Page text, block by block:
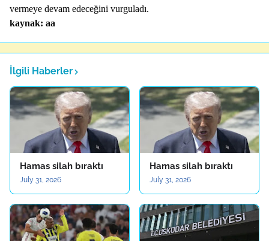
vermeye devam edeceğini vurguladı.
kaynak: aa
İlgili Haberler
Hamas silah bıraktı
July 31, 2026
Hamas silah bıraktı
July 31, 2026